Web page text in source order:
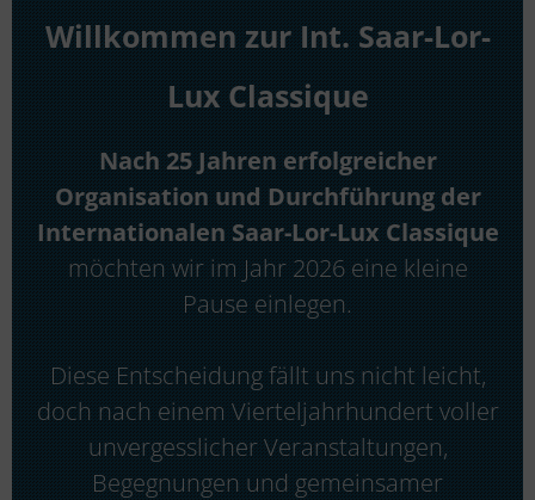
Willkommen zur Int. Saar-Lor-
Lux Classique
Nach 25 Jahren erfolgreicher
Organisation und Durchführung der
Internationalen Saar-Lor-Lux Classique
möchten wir im Jahr 2026 eine kleine
Pause einlegen.
Diese Entscheidung fällt uns nicht leicht,
doch nach einem Vierteljahrhundert voller
unvergesslicher Veranstaltungen,
Begegnungen und gemeinsamer